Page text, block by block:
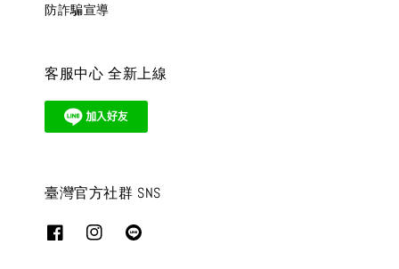
防詐騙宣導
客服中心 全新上線
臺灣官方社群 SNS